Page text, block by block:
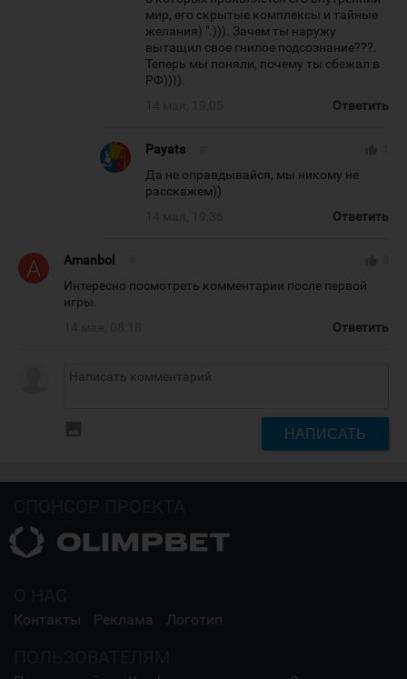
мир, его скрытые комплексы и тайные
желания) ".))). Зачем ты наружу
вытащил свое гнилое подсознание???.
Теперь мы поняли, почему ты сбежал в
РФ)))).
Ответить
Payats
Да не оправдывайся, мы никому не
расскажем))
Ответить
Amanbol
Интересно посмотреть комментарии после первой
игры.
Ответить
НАПИСАТЬ
Контакты Реклама Логотип